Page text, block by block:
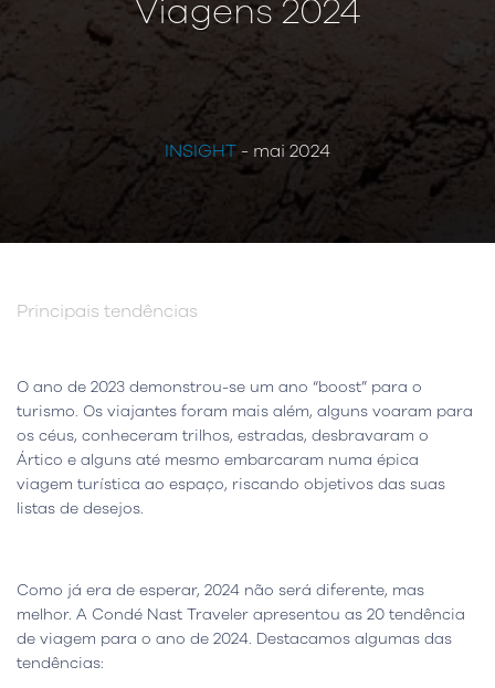
Viagens 2024
INSIGHT - mai 2024
Principais tendências
O ano de 2023 demonstrou-se um ano “boost” para o
turismo. Os viajantes foram mais além, alguns voaram para
os céus, conheceram trilhos, estradas, desbravaram o
Ártico e alguns até mesmo embarcaram numa épica
viagem turística ao espaço, riscando objetivos das suas
listas de desejos.
Como já era de esperar, 2024 não será diferente, mas
melhor. A Condé Nast Traveler apresentou as 20 tendência
de viagem para o ano de 2024. Destacamos algumas das
tendências: